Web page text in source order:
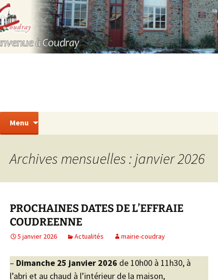
Aller
au
contenu
Bienvenue à Coudray
(53200) – Mayenne – France
Menu
Archives mensuelles : janvier 2026
PROCHAINES DATES DE L’EFFRAIE
COUDREENNE
5 janvier 2026 Actualités mairie-coudray
– Dimanche 25 janvier 2026 de 10h00 à 11h30, à
l’abri et au chaud à l’intérieur de la maison,